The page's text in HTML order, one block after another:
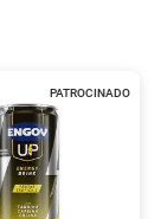
PATROCINADO